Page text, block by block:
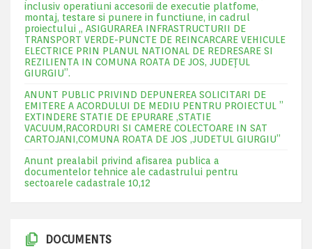
inclusiv operatiuni accesorii de executie platfome,
montaj, testare si punere in functiune, in cadrul
proiectului „ ASIGURAREA INFRASTRUCTURII DE
TRANSPORT VERDE-PUNCTE DE REINCARCARE VEHICULE
ELECTRICE PRIN PLANUL NATIONAL DE REDRESARE SI
REZILIENTA IN COMUNA ROATA DE JOS, JUDEŢUL
GIURGIU”.
ANUNT PUBLIC PRIVIND DEPUNEREA SOLICITARI DE
EMITERE A ACORDULUI DE MEDIU PENTRU PROIECTUL ”
EXTINDERE STATIE DE EPURARE ,STATIE
VACUUM,RACORDURI SI CAMERE COLECTOARE IN SAT
CARTOJANI,COMUNA ROATA DE JOS ,JUDETUL GIURGIU”
Anunt prealabil privind afisarea publica a
documentelor tehnice ale cadastrului pentru
sectoarele cadastrale 10,12
DOCUMENTS